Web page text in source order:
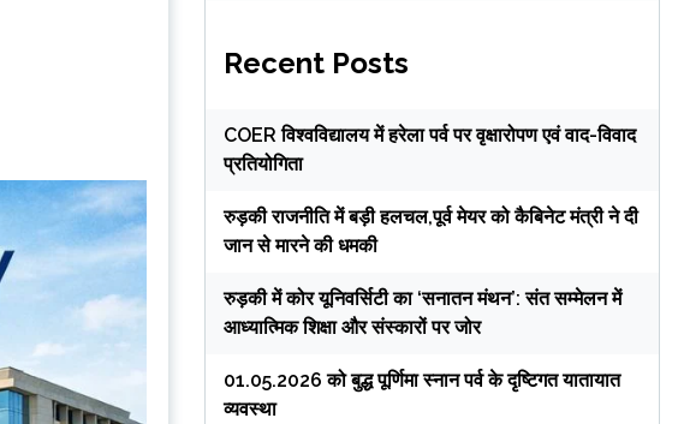
Recent Posts
COER विश्वविद्यालय में हरेला पर्व पर वृक्षारोपण एवं वाद-विवाद
प्रतियोगिता
रुड़की राजनीति में बड़ी हलचल,पूर्व मेयर को कैबिनेट मंत्री ने दी
जान से मारने की धमकी
रुड़की में कोर यूनिवर्सिटी का ‘सनातन मंथन’: संत सम्मेलन में
आध्यात्मिक शिक्षा और संस्कारों पर जोर
01.05.2026 को बुद्ध पूर्णिमा स्नान पर्व के दृष्टिगत यातायात
व्यवस्था